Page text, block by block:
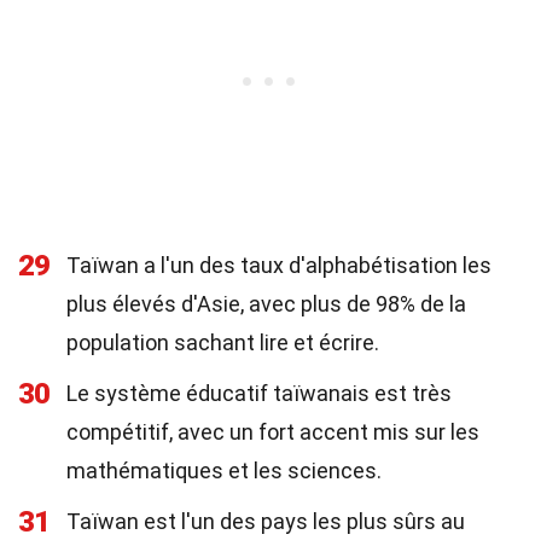
29
Taïwan a l'un des taux d'alphabétisation les
plus élevés d'Asie, avec plus de 98% de la
population sachant lire et écrire.
30
Le système éducatif taïwanais est très
compétitif, avec un fort accent mis sur les
mathématiques et les sciences.
31
Taïwan est l'un des pays les plus sûrs au